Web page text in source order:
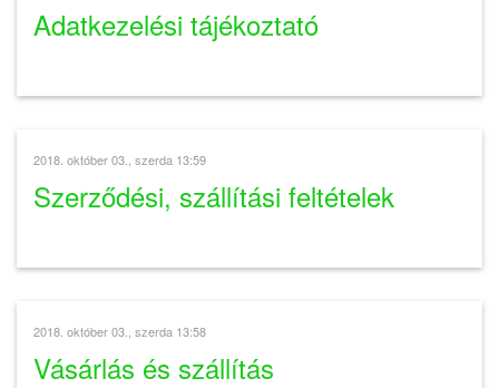
Adatkezelési tájékoztató
2018. október 03., szerda 13:59
Szerződési, szállítási feltételek
2018. október 03., szerda 13:58
Vásárlás és szállítás